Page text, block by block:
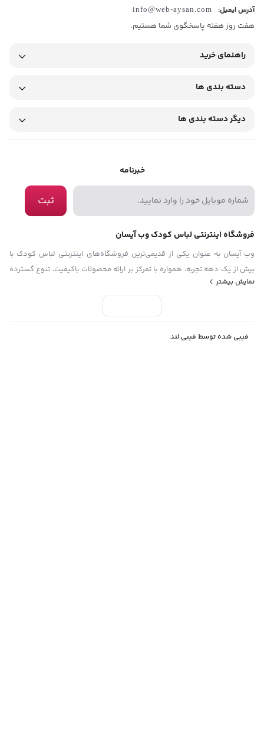
آدرس ایمیل: info@web-aysan.com
هفت روز هفته پاسخگوی شما هستیم.
راهنمای خرید
دسته بندی ها
دیگر دسته بندی ها
خبرنامه
ثبت
فروشگاه اینترنتی لباس کودک وب آیسان
وب آیسان به عنوان یکی از قدیمی‌ترین فروشگاه‌های اینترنتی لباس کودک با
بیش از یک دهه تجربه، همواره با تمرکز بر ارائه محصولات باکیفیت، تنوع گسترده
کالا و تضمین اصالت محصولات، تلاش کرده است تجربه‌ای مطمئن و لذت‌بخش از
خرید آنلاین را برای مشتریان خود فراهم کند. امروز ب آیسان با ارائه مجموعه‌ای
متنوع از پوشاک و ملزومات کودک، همراه خانواده‌ها در انتخاب بهترین‌ها برای
فرزندانشان است.
نمایش بیشتر
فیبی شده توسط فیبی لند